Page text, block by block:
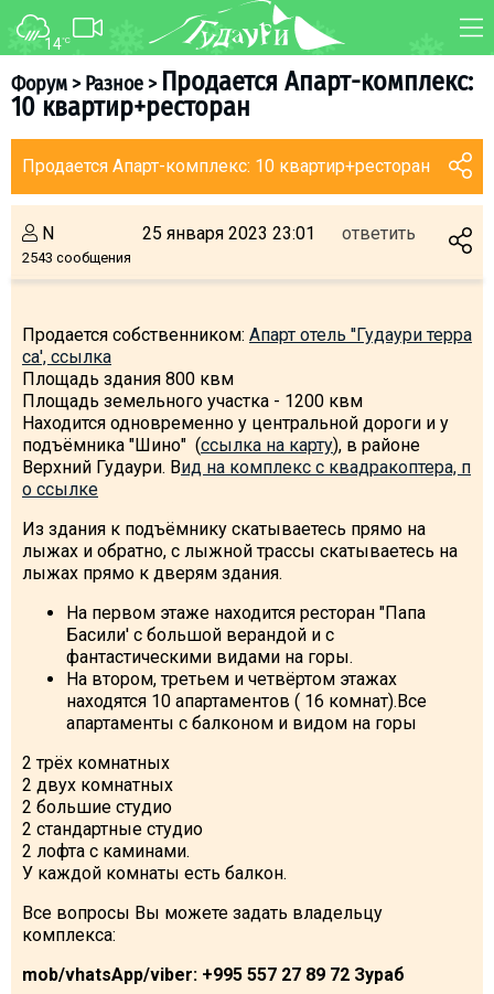
14°C
Форум>Разное> Продается Апарт-комплекс:
10 квартир+ресторан
Продается Апарт-комплекс: 10 квартир+ресторан
N
2543 сообщения
25 января 2023 23:01 ответить
Продается собственником: Апарт отель ''Гудаури терра
са', ссылка
Площадь здания 800 квм
Площадь земельного участка - 1200 квм
Находится одновременно у центральной дороги и у
подъёмника "Шино" (ссылка на карту), в районе
Верхний Гудаури. Вид на комплекс с квадракоптера, п
о ссылке
Из здания к подъёмнику скатываетесь прямо на
лыжах и обратно, с лыжной трассы скатываетесь на
лыжах прямо к дверям здания.
На первом этаже находится ресторан "Папа
Басили' с большой верандой и с
фантастическими видами на горы.
На втором, третьем и четвёртом этажах
находятся 10 апартаментов ( 16 комнат).Все
апартаменты с балконом и видом на горы
2 трёх комнатных
2 двух комнатных
2 большие студио
2 стандартные студио
2 лофта с каминами.
У каждой комнаты есть балкон.
Все вопросы Вы можете задать владельцу
комплекса:
mob/vhatsApp/viber: +995 557 27 89 72 Зураб
ФОРУМ КАРТА
ТРАНСФЕР
О курорте
Схема трасс
Инструкторы
Прокат
Дети в Гудаури
Развлечения
Календарь событий
Телеграм-канал
Гудаури
INFO
ПРОЖИВАНИЕ
Квартиры
Коттеджи
Отели
Долгосрочная аренда
Казбеги
Другое
О Грузии
Визы и Документы